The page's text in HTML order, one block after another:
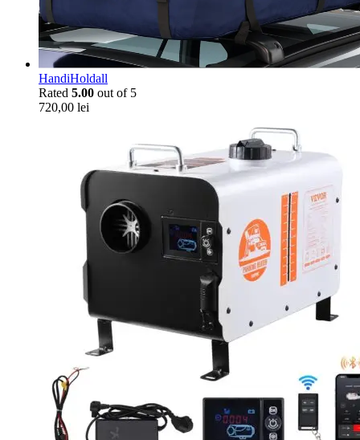
HandiHoldall
Rated 5.00 out of 5
720,00 lei